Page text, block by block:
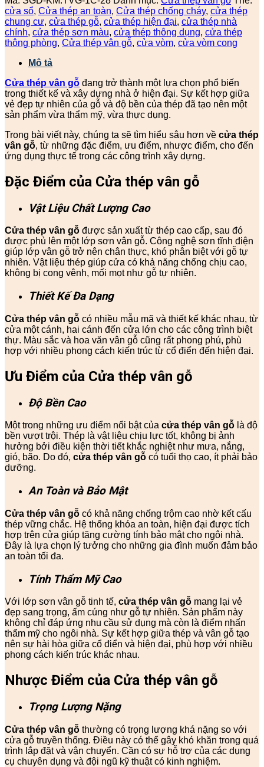
cửa sổ, Cửa thép an toàn, Cửa thép chống cháy, cửa thép
chung cư, cửa thép gỗ, cửa thép hiện đại, cửa thép nhà
chính, cửa thép sơn màu, cửa thép thông dụng, cửa thép
thông phòng, Cửa thép vân gỗ, cửa vòm, cửa vòm cong
Mô tả
Cửa thép vân gỗ đang trở thành một lựa chọn phổ biến
trong thiết kế và xây dựng nhà ở hiện đại. Sự kết hợp giữa
vẻ đẹp tự nhiên của gỗ và độ bền của thép đã tạo nên một
sản phẩm vừa thẩm mỹ, vừa thực dụng.
Trong bài viết này, chúng ta sẽ tìm hiểu sâu hơn về cửa thép
vân gỗ, từ những đặc điểm, ưu điểm, nhược điểm, cho đến
ứng dụng thực tế trong các công trình xây dựng.
Đặc Điểm của Cửa thép vân gỗ
Vật Liệu Chất Lượng Cao
Cửa thép vân gỗ được sản xuất từ thép cao cấp, sau đó
được phủ lên một lớp sơn vân gỗ. Công nghệ sơn tĩnh điện
giúp lớp vân gỗ trở nên chân thực, khó phân biệt với gỗ tự
nhiên. Vật liệu thép giúp cửa có khả năng chống chịu cao,
không bị cong vênh, mối mọt như gỗ tự nhiên.
Thiết Kế Đa Dạng
Cửa thép vân gỗ có nhiều mẫu mã và thiết kế khác nhau, từ
cửa một cánh, hai cánh đến cửa lớn cho các công trình biệt
thự. Màu sắc và hoa văn vân gỗ cũng rất phong phú, phù
hợp với nhiều phong cách kiến trúc từ cổ điển đến hiện đại.
Ưu Điểm của Cửa thép vân gỗ
Độ Bền Cao
Một trong những ưu điểm nổi bật của cửa thép vân gỗ là độ
bền vượt trội. Thép là vật liệu chịu lực tốt, không bị ảnh
hưởng bởi điều kiện thời tiết khắc nghiệt như mưa, nắng,
gió, bão. Do đó, cửa thép vân gỗ có tuổi thọ cao, ít phải bảo
dưỡng.
An Toàn và Bảo Mật
Cửa thép vân gỗ có khả năng chống trộm cao nhờ kết cấu
thép vững chắc. Hệ thống khóa an toàn, hiện đại được tích
hợp trên cửa giúp tăng cường tính bảo mật cho ngôi nhà.
Đây là lựa chọn lý tưởng cho những gia đình muốn đảm bảo
an toàn tối đa.
Tính Thẩm Mỹ Cao
Với lớp sơn vân gỗ tinh tế, cửa thép vân gỗ mang lại vẻ
đẹp sang trọng, ấm cúng như gỗ tự nhiên. Sản phẩm này
không chỉ đáp ứng nhu cầu sử dụng mà còn là điểm nhấn
thẩm mỹ cho ngôi nhà. Sự kết hợp giữa thép và vân gỗ tạo
nên sự hài hòa giữa cổ điển và hiện đại, phù hợp với nhiều
phong cách kiến trúc khác nhau.
Nhược Điểm của Cửa thép vân gỗ
Trọng Lượng Nặng
Cửa thép vân gỗ thường có trọng lượng khá nặng so với
cửa gỗ truyền thống. Điều này có thể gây khó khăn trong quá
trình lắp đặt và vận chuyển. Cần có sự hỗ trợ của các dụng
cụ chuyên dụng và đội ngũ kỹ thuật có kinh nghiệm.